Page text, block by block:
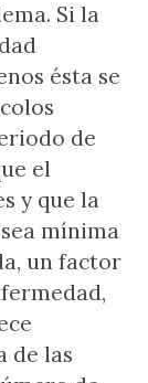
Si la
ésta se
de
el
y que la
mínima
un factor
de las